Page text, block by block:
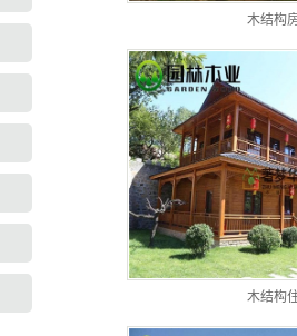
木结构
木结构